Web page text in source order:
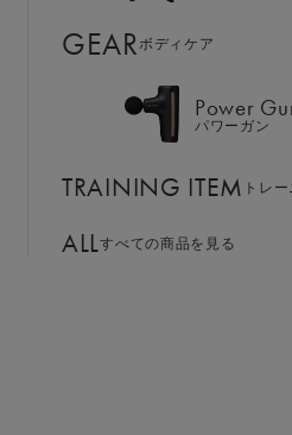
ALLすべての商品を見る
SIXPAD CLUB
SIXPAD Health Coach
GEARボディケア
Power
パワーガン
TRAINING ITEM トレ
ALLすべての商品を見る